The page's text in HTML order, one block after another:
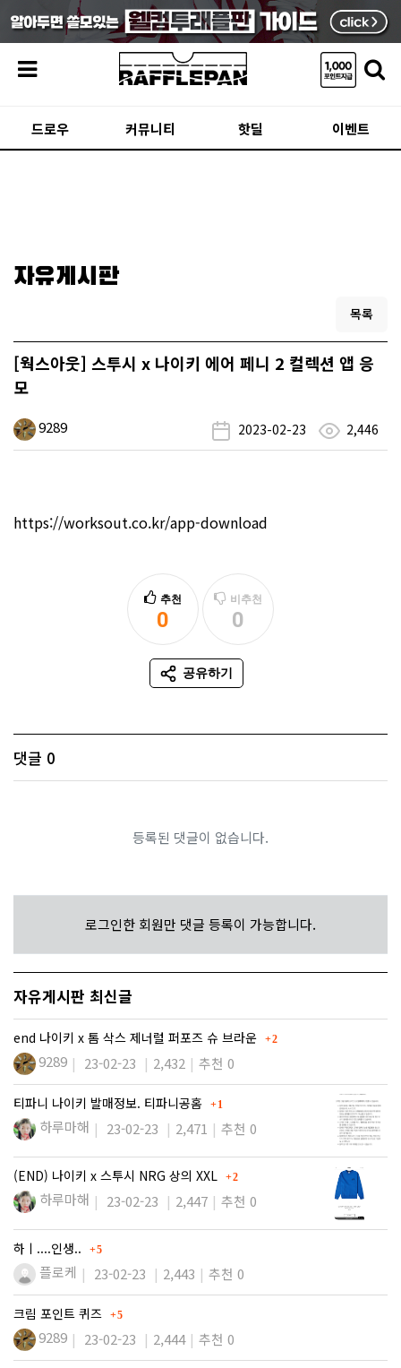
드로우 커뮤니티 핫딜 이벤트
자유게시판
목록
[웍스아웃] 스투시 x 나이키 에어 페니 2 컬렉션 앱 응
모
9289 2023-02-23 2,446
https://worksout.co.kr/app-download
추천
0
추천
비추천
0
비추천
공유하기
SNS 공유
댓글 0
등록된 댓글이 없습니다.
로그인한 회원만 댓글 등록이 가능합니다.
자유게시판 최신글
end 나이키 x 톰 삭스 제너럴 퍼포즈 슈 브라운 댓글
2
9289 23-02-23 2,432 추천 0
티파니 나이키 발매정보. 티파니공홈 댓글
1
하루마해 23-02-23 2,471 추천 0
(END) 나이키 x 스투시 NRG 상의 XXL 댓글
2
하루마해 23-02-23 2,447 추천 0
하ㅣ....인생.. 댓글
5
플로케 23-02-23 2,443 추천 0
크림 포인트 퀴즈 댓글
5
9289 23-02-23 2,444 추천 0